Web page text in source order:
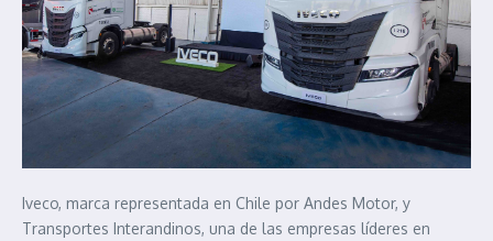
Iveco, marca representada en Chile por Andes Motor, y
Transportes Interandinos, una de las empresas líderes en